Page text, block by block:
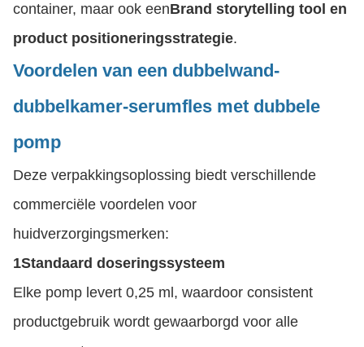
container, maar ook eenBrand storytelling tool en
product positioneringsstrategie.
Voordelen van een dubbelwand-
dubbelkamer-serumfles met dubbele
pomp
Deze verpakkingsoplossing biedt verschillende
commerciële voordelen voor
huidverzorgingsmerken:
1Standaard doseringssysteem
Elke pomp levert 0,25 ml, waardoor consistent
productgebruik wordt gewaarborgd voor alle